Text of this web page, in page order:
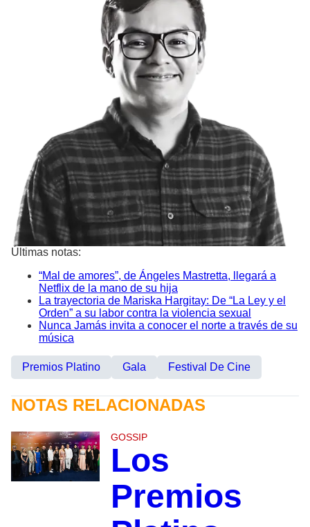
Últimas notas:
“Mal de amores”, de Ángeles Mastretta, llegará a
Netflix de la mano de su hija
La trayectoria de Mariska Hargitay: De “La Ley y el
Orden” a su labor contra la violencia sexual
Nunca Jamás invita a conocer el norte a través de su
música
Premios Platino Gala Festival De Cine
NOTAS RELACIONADAS
GOSSIP
Los
Premios